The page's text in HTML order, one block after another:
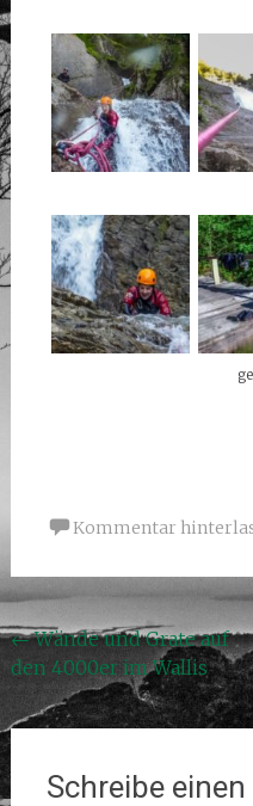
Kommentar
←Wände und Grate auf
den 4000er im Wallis
Schreibe